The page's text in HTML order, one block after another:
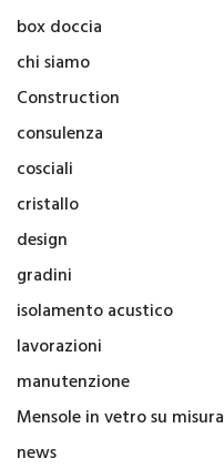
box doccia
chi siamo
Construction
consulenza
cosciali
cristallo
design
gradini
isolamento acustico
lavorazioni
manutenzione
Mensole in vetro su misura
news